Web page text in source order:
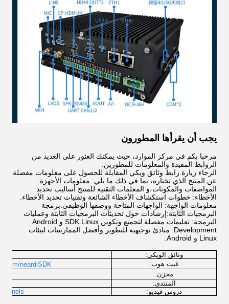
يجب أن يقرأها المطورون
مرحبا بكم في مركز الموارد، حيث يمكنك العثور على العديد من
الروابط المفيدة والمعلومات للمطورين.
الرجاء زيارة رابط وثائق ويكي المقابلة للحصول على معلومات مفصلة
عن المنتج الذي تختاره، بما في ذلك ما يلي: معلومات الأجهزة:
المواصفات والمكونات،و المعلمات التقنية للمنتج أساليب تحديد
الأخطاء: خطوات استكشاف الأخطاء الشائعة وتقنيات تحديد الأخطاء.
معلومات الواجهة: الواجهات المتاحة ووصفها الوظيفي.برمجة
البرمجيات الثابتة:إرشادات حول تحديثات البرمجيات الثابتة وعمليات
البرمجة: تعليمات مفصلة لتجميع وتكوين SDK.Linux و Android
Development: مبادئ توجيهية للتطوير وأفضل الممارسات لبيئات
Linux و Android.
وثائق الويكي:
غيت هوب:
neardiSDK
مخزن:
المنتدى:
دروس فيديو: